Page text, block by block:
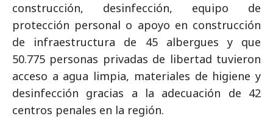
construcción, desinfección, equipo de
protección personal o apoyo en construcción
de infraestructura de 45 albergues y que
50.775 personas privadas de libertad tuvieron
acceso a agua limpia, materiales de higiene y
desinfección gracias a la adecuación de 42
centros penales en la región.